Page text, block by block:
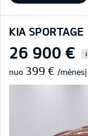
KIA SPORTAGE
26 900 € i
nuo 399 € /mėnesį